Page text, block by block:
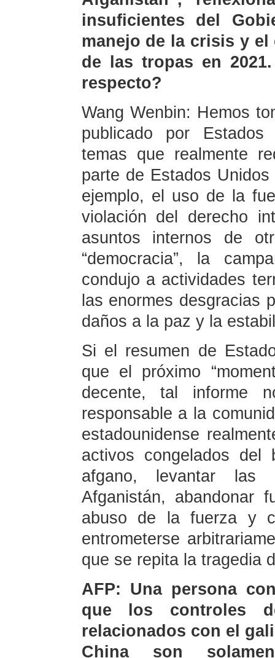
insuficientes del
manejo de la crisis y
de las tropas en
respecto?
Wang Wenbin: Hemos
publicado por Estados
temas que realmente
parte de Estados
ejemplo, el uso de la
violación del derecho
asuntos internos de
“democracia”, la
condujo a actividades
las enormes desgracias
daños a la paz y la
Si el resumen de
que el próximo
decente, tal informe
responsable a la
estadounidense
activos congelados del
afgano, levantar las
Afganistán, abandonar
abuso de la fuerza y
entrometerse
que se repita la tragedia
AFP: Una persona
que los controles
relacionados con el
China son